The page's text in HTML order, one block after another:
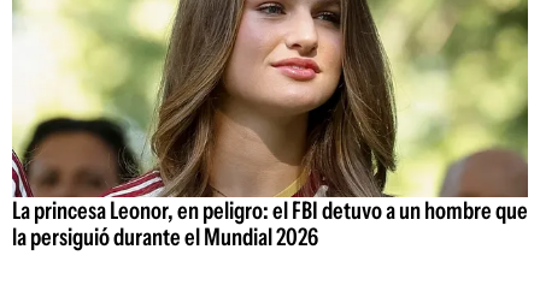
La princesa Leonor, en peligro: el FBI detuvo a un hombre que
la persiguió durante el Mundial 2026